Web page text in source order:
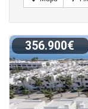
356.900€